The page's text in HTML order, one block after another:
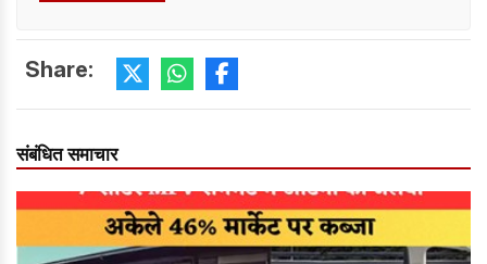
Share:
संबंधित समाचार